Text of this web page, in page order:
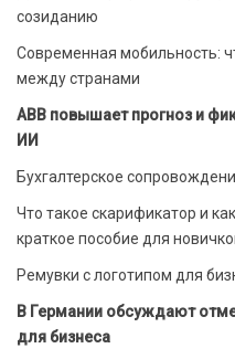
созиданию
Современная мобильность:
между странами
ABB повышает прогноз и
ИИ
Бухгалтерское
Что такое скарификатор и
краткое пособие для
Ремувки с логотипом для
В Германии обсуждают
для бизнеса